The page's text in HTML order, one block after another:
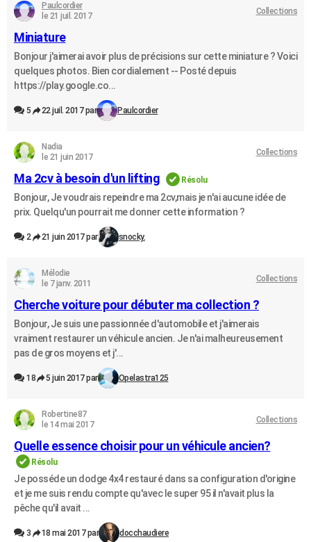
Paulcordier
le 21 juil. 2017
Collections
Miniature
Bonjour j'aimerai avoir plus de précisions sur cette miniature ? Voici
quelques photos. Bien cordialement -- Posté depuis
https://play.google.co...
5 22 juil. 2017 par Paulcordier
Nadia
le 21 juin 2017
Collections
Ma 2cv à besoin d'un lifting Résolu
Bonjour, Je voudrais repeindre ma 2cv,mais je n'ai aucune idée de
prix. Quelqu'un pourrait me donner cette information ?
2 21 juin 2017 par snocky.
Mélodie
le 7 janv. 2011
Collections
Cherche voiture pour débuter ma collection ?
Bonjour, Je suis une passionnée d'automobile et j'aimerais
vraiment restaurer un véhicule ancien. Je n'ai malheureusement
pas de gros moyens et j'...
18 5 juin 2017 par Opelastra125
Robertine87
le 14 mai 2017
Collections
Quelle essence choisir pour un véhicule ancien?
Résolu
Je posséde un dodge 4x4 restauré dans sa configuration d'origine
et je me suis rendu compte qu'avec le super 95 il n'avait plus la
pêche qu'il avait ...
3 18 mai 2017 par docchaudiere